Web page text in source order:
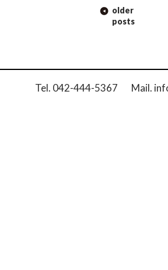
older
posts
Tel. 042-444-5367 Mail.